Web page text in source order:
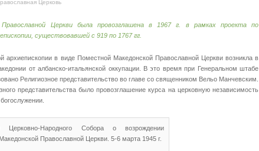
Церковь
Православной Церкви была провозглашена в 1967 г. в рамках проекта по
существовавшей с 919 по 1767 гг.
архиепископии в виде Поместной Македонской Православной Церкви возникла в
от албанско-итальянской оккупации. В это время при Генеральном штабе
Религиозное представительство во главе со священником Вельо Манчевским.
представительства было провозглашение курса на церковную независимость